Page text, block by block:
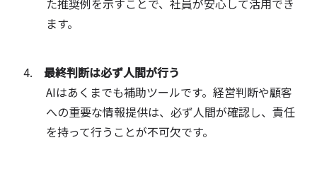
た推奨例を示すことで、社員が安心して活用でき
ます。
最終判断は必ず人間が行う
AIはあくまでも補助ツールです。経営判断や顧客
への重要な情報提供は、必ず人間が確認し、責任
を持って行うことが不可欠です。